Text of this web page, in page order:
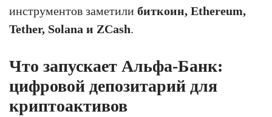
инструментов заметили биткоин, Ethereum,
Tether, Solana и ZCash.
Что запускает Альфа-Банк:
цифровой депозитарий для
криптоактивов